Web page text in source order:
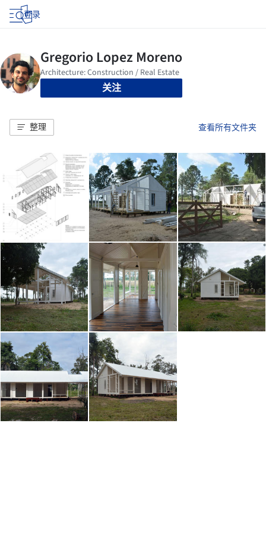
登录
关注
整理 查看所有文件夹